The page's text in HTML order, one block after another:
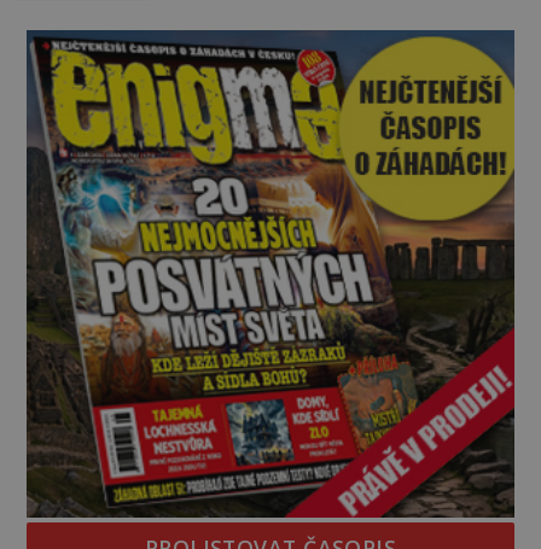
nebo Leonarda DiCapria. Na Blízkém východě a v
židovských komunitách po celém světě, je